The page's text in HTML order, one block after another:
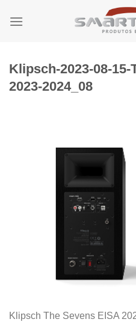
Klipsch-2023-08-
2023-2024_08
Klipsch The Sevens EISA